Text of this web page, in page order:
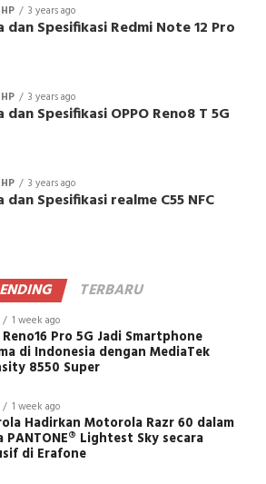
3 years ago
dan Spesifikasi Redmi Note 12 Pro
3 years ago
dan Spesifikasi OPPO Reno8 T 5G
3 years ago
dan Spesifikasi realme C55 NFC
TERBARU
1 week ago
Reno16 Pro 5G Jadi Smartphone
di Indonesia dengan MediaTek
8550 Super
1 week ago
Hadirkan Motorola Razr 60 dalam
PANTONE® Lightest Sky secara
di Erafone